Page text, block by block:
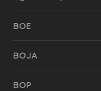
BOE
BOJA
BOP